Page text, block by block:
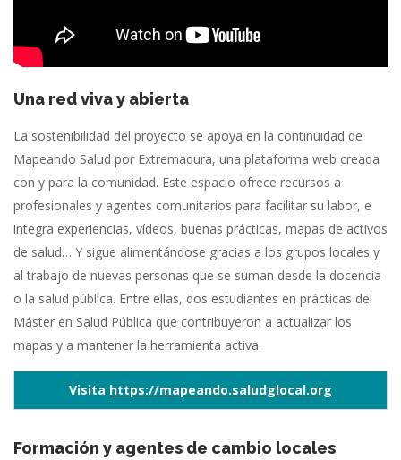
Una red viva y abierta
La sostenibilidad del proyecto se apoya en la continuidad de
Mapeando Salud por Extremadura, una plataforma web creada
con y para la comunidad. Este espacio ofrece recursos a
profesionales y agentes comunitarios para facilitar su labor, e
integra experiencias, vídeos, buenas prácticas, mapas de activos
de salud… Y sigue alimentándose gracias a los grupos locales y
al trabajo de nuevas personas que se suman desde la docencia
o la salud pública. Entre ellas, dos estudiantes en prácticas del
Máster en Salud Pública que contribuyeron a actualizar los
mapas y a mantener la herramienta activa.
Visita https://mapeando.saludglocal.org
Formación y agentes de cambio locales